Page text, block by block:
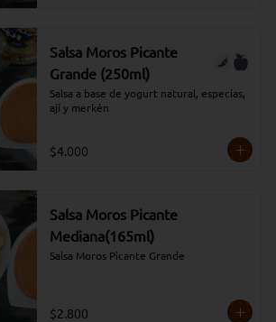
Salsa Moros Picante
Grande (250ml)
Salsa a base de yogurt natural, especias,
ají y merkén
$4.000
Salsa Moros Picante
Mediana(165ml)
Salsa Moros Picante Grande
$2.800